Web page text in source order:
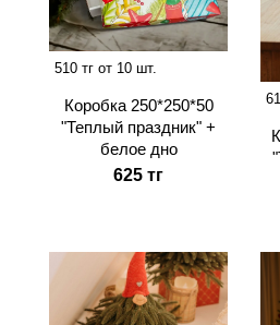
510 тг от 10 шт.
Коробка 250*250*50
"Теплый праздник" +
белое дно
625 тг